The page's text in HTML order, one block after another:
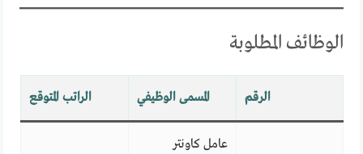
الوظائف المطلوبة
الرقم المسمى الوظيفي الراتب المتوقع
عامل كاونتر